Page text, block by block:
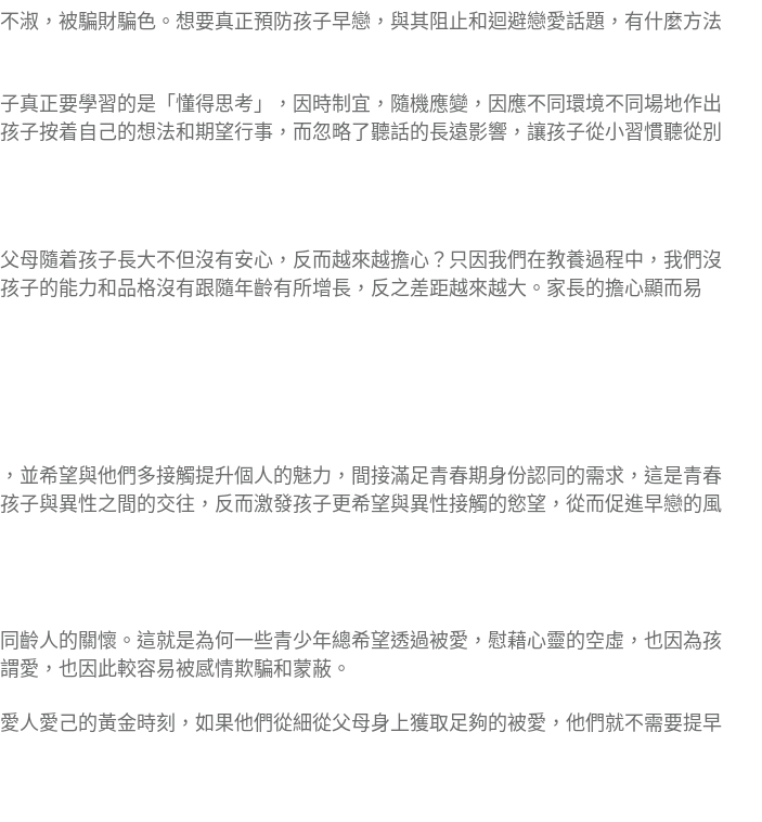
，被騙財騙色。想要真正預防孩子早戀，與其阻止和迴避戀愛話題，有什麼方法
正要學習的是「懂得思考」，因時制宜，隨機應變，因應不同環境不同場地作出
按着自己的想法和期望行事，而忽略了聽話的長遠影響，讓孩子從小習慣聽從別
隨着孩子長大不但沒有安心，反而越來越擔心？只因我們在教養過程中，我們沒
的能力和品格沒有跟隨年齡有所增長，反之差距越來越大。家長的擔心顯而易
希望與他們多接觸提升個人的魅力，間接滿足青春期身份認同的需求，這是青春
與異性之間的交往，反而激發孩子更希望與異性接觸的慾望，從而促進早戀的風
人的關懷。這就是為何一些青少年總希望透過被愛，慰藉心靈的空虛，也因為孩
愛，也因此較容易被感情欺騙和蒙蔽。
愛己的黃金時刻，如果他們從細從父母身上獲取足夠的被愛，他們就不需要提早